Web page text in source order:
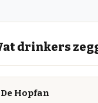
drinkers
De Hopfan